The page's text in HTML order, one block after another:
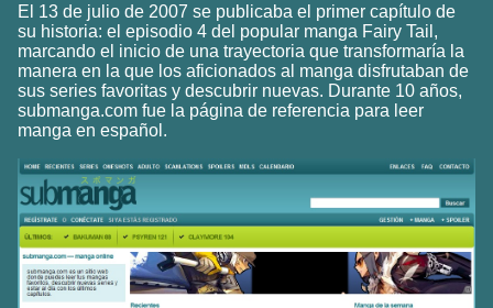
El 13 de julio de 2007 se publicaba el primer capítulo de
su historia: el episodio 4 del popular manga Fairy Tail,
marcando el inicio de una trayectoria que transformaría la
manera en la que los aficionados al manga disfrutaban de
sus series favoritas y descubrir nuevas. Durante 10 años,
submanga.com fue la página de referencia para leer
manga en español.